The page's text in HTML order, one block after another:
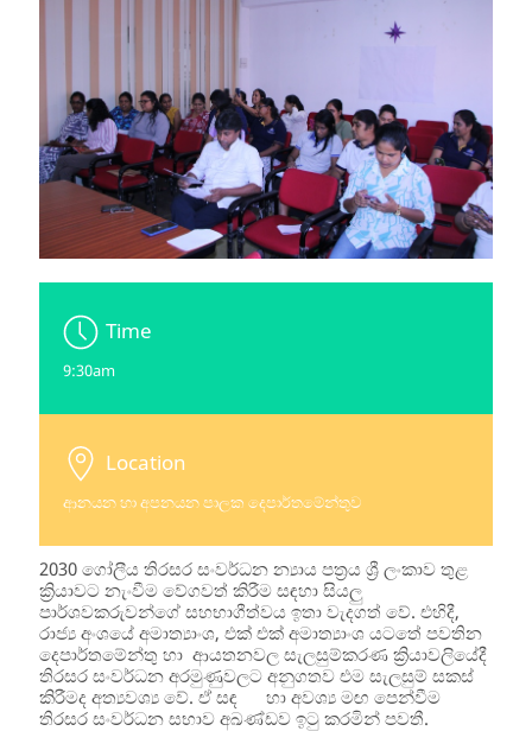
Time
9:30am
Location
ආනයන හා අපනයන පාලක දෙපාර්තමේන්තුව
2030 ගෝලීය තිරසර සංවර්ධන න්‍යාය පත්‍රය ශ්‍රී ලංකාව තුළ
ක්‍රියාවට නැංවීම වේගවත් කිරීම සඳහා සියලු
පාර්ශවකරුවන්ගේ සහභාගීත්වය ඉතා වැදගත් වේ. එහිදී,
රාජ්‍ය අංශයේ අමාත්‍යාංශ, එක් එක් අමාත්‍යාංශ යටතේ පවතින
දෙපාර්තමේන්තු හා ආයතනවල සැලසුම්කරණ ක්‍රියාවලියේදී
තිරසර සංවර්ධන අරමුණුවලට අනුගතව එම සැලසුම් සකස්
කිරීමද අත්‍යවශ්‍ය වේ. ඒ සඳ හා අවශ්‍ය මඟ පෙන්වීම
තිරසර සංවර්ධන සභාව අඛණ්ඩව ඉටු කරමින් පවතී.